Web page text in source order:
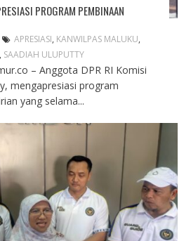
PROGRAM PEMBINAAN
APRESIASI, KANWILPAS MALUKU,
, SAADIAH ULUPUTTY
– Anggota DPR RI Komisi
mengapresiasi program
yang selama...